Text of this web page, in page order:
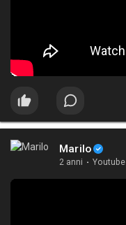
Marilo
2 anni · Youtube